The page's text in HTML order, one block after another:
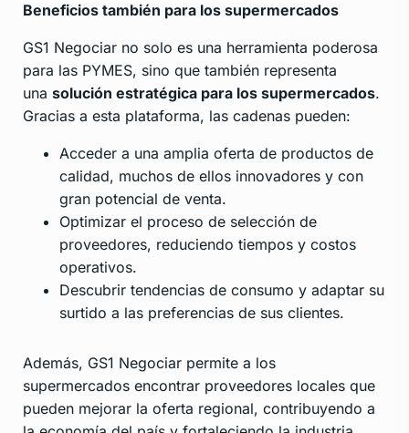
Beneficios también para los supermercados
GS1 Negociar no solo es una herramienta poderosa
para las PYMES, sino que también representa
una solución estratégica para los supermercados.
Gracias a esta plataforma, las cadenas pueden:
Acceder a una amplia oferta de productos de
calidad, muchos de ellos innovadores y con
gran potencial de venta.
Optimizar el proceso de selección de
proveedores, reduciendo tiempos y costos
operativos.
Descubrir tendencias de consumo y adaptar su
surtido a las preferencias de sus clientes.
Además, GS1 Negociar permite a los
supermercados encontrar proveedores locales que
pueden mejorar la oferta regional, contribuyendo a